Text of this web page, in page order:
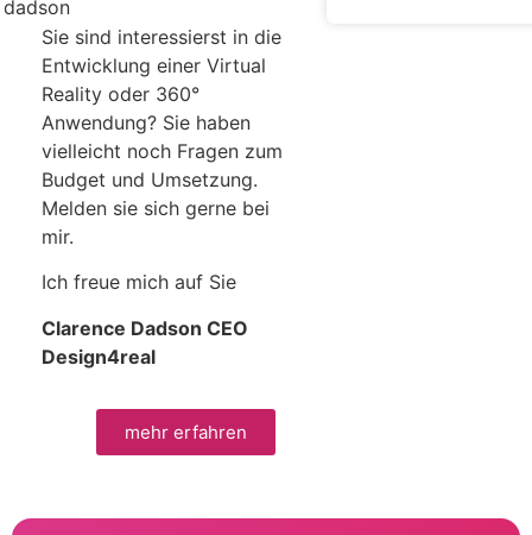
Sie sind interessierst in die
Entwicklung einer Virtual
Reality oder 360°
Anwendung? Sie haben
vielleicht noch Fragen zum
Budget und Umsetzung.
Melden sie sich gerne bei
mir.
Ich freue mich auf Sie
Clarence Dadson CEO
Design4real
mehr erfahren